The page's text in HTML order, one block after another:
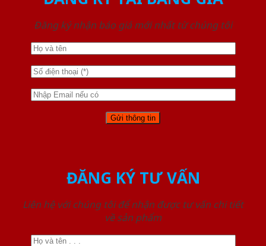
Đăng ký nhận báo giá mới nhất từ chúng tôi
ĐĂNG KÝ TƯ VẤN
Liên hệ với chúng tôi để nhận được tư vấn chi tiết
về sản phẩm